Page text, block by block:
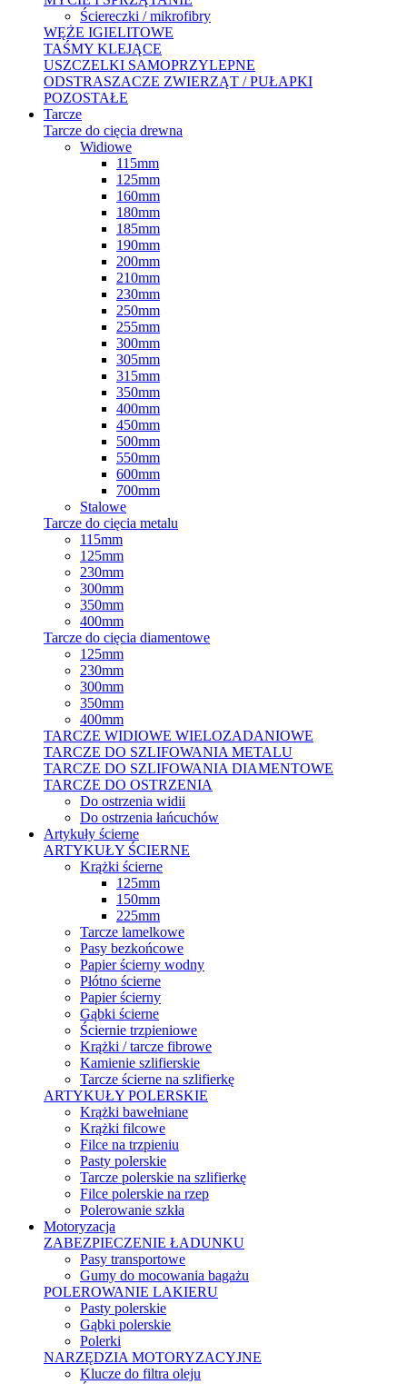
Ściereczki / mikrofibry
WĘŻE IGIELITOWE
TAŚMY KLEJĄCE
USZCZELKI SAMOPRZYLEPNE
ODSTRASZACZE ZWIERZĄT / PUŁAPKI
POZOSTAŁE
Tarcze
Tarcze do cięcia drewna
Widiowe
115mm
125mm
160mm
180mm
185mm
190mm
200mm
210mm
230mm
250mm
255mm
300mm
305mm
315mm
350mm
400mm
450mm
500mm
550mm
600mm
700mm
Stalowe
Tarcze do cięcia metalu
115mm
125mm
230mm
300mm
350mm
400mm
Tarcze do cięcia diamentowe
125mm
230mm
300mm
350mm
400mm
TARCZE WIDIOWE WIELOZADANIOWE
TARCZE DO SZLIFOWANIA METALU
TARCZE DO SZLIFOWANIA DIAMENTOWE
TARCZE DO OSTRZENIA
Do ostrzenia widii
Do ostrzenia łańcuchów
Artykuły ścierne
ARTYKUŁY ŚCIERNE
Krążki ścierne
125mm
150mm
225mm
Tarcze lamelkowe
Pasy bezkońcowe
Papier ścierny wodny
Płótno ścierne
Papier ścierny
Gąbki ścierne
Ściernie trzpieniowe
Krążki / tarcze fibrowe
Kamienie szlifierskie
Tarcze ścierne na szlifierkę
ARTYKUŁY POLERSKIE
Krążki bawełniane
Krążki filcowe
Filce na trzpieniu
Pasty polerskie
Tarcze polerskie na szlifierkę
Filce polerskie na rzep
Polerowanie szkła
Motoryzacja
ZABEZPIECZENIE ŁADUNKU
Pasy transportowe
Gumy do mocowania bagażu
POLEROWANIE LAKIERU
Pasty polerskie
Gąbki polerskie
Polerki
NARZĘDZIA MOTORYZACYJNE
Klucze do filtra oleju